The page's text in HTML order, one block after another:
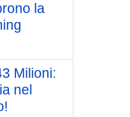
la
Milioni:
nel